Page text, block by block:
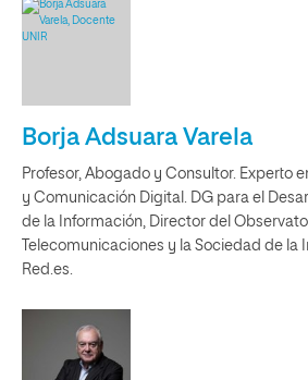
Borja Adsuara Varela
Profesor, Abogado y Consultor. Experto
y Comunicación Digital. DG para el
de la Información, Director del
Telecomunicaciones y la Sociedad de la
Red.es.